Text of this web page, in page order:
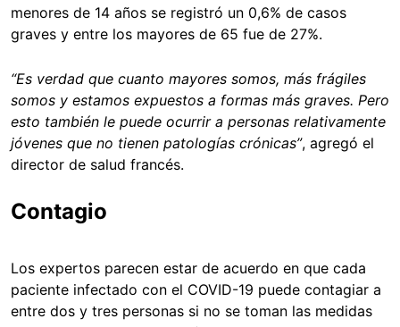
menores de 14 años se registró un 0,6% de casos
graves y entre los mayores de 65 fue de 27%.
“Es verdad que cuanto mayores somos, más frágiles
somos y estamos expuestos a formas más graves. Pero
esto también le puede ocurrir a personas relativamente
jóvenes que no tienen patologías crónicas”, agregó el
director de salud francés.
Contagio
Los expertos parecen estar de acuerdo en que cada
paciente infectado con el COVID-19 puede contagiar a
entre dos y tres personas si no se toman las medidas